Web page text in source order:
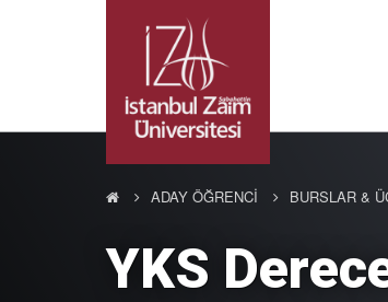
ADAY ÖĞRENCİ BURSLAR &
YKS